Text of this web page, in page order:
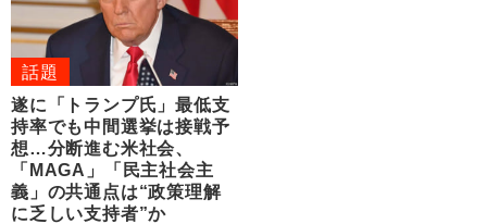
話題
遂に「トランプ氏」最低支
持率でも中間選挙は接戦予
想…分断進む米社会、
「MAGA」「民主社会主
義」の共通点は“政策理解
に乏しい支持者”か